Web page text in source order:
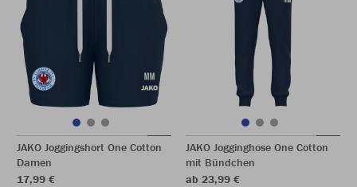
JAKO Joggingshort One Cotton
Damen
17,99 €
JAKO Jogginghose One Cotton
mit Bündchen
ab 23,99 €